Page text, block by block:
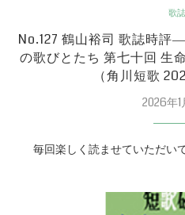
歌誌
No.127 鶴山裕司 歌誌時評
の歌びとたち 第七十回 生
（角川短歌
2026年1
毎回楽しく読ませていただい